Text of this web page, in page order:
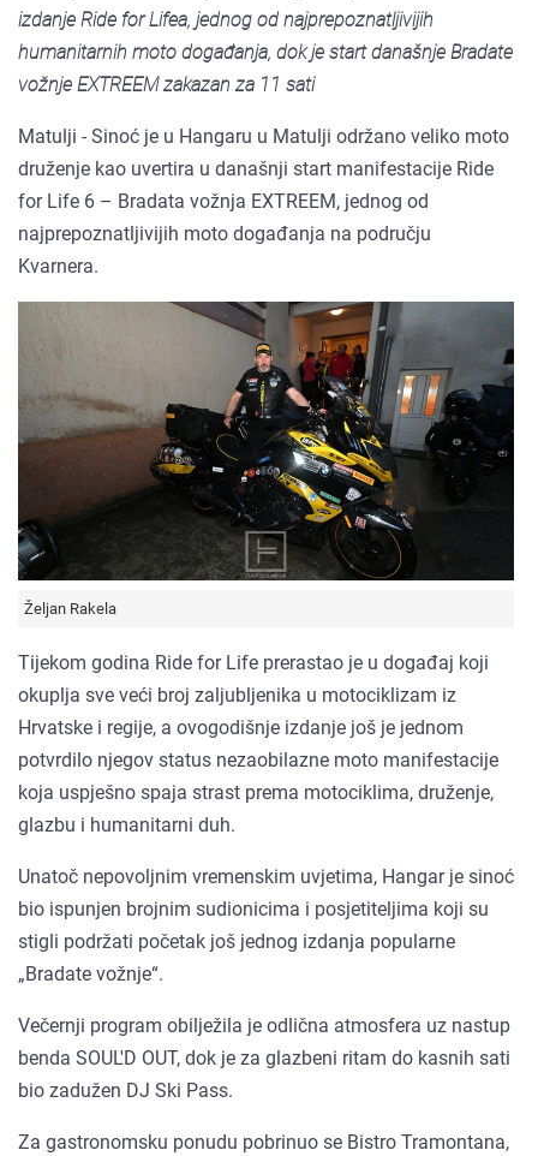
izdanje Ride for Lifea, jednog od najprepoznatljivijih
humanitarnih moto događanja, dok je start današnje Bradate
vožnje EXTREEM zakazan za 11 sati
Matulji - Sinoć je u Hangaru u Matulji održano veliko moto
druženje kao uvertira u današnji start manifestacije Ride
for Life 6 – Bradata vožnja EXTREEM, jednog od
najprepoznatljivijih moto događanja na području
Kvarnera.
Željan Rakela
Tijekom godina Ride for Life prerastao je u događaj koji
okuplja sve veći broj zaljubljenika u motociklizam iz
Hrvatske i regije, a ovogodišnje izdanje još je jednom
potvrdilo njegov status nezaobilazne moto manifestacije
koja uspješno spaja strast prema motociklima, druženje,
glazbu i humanitarni duh.
Unatoč nepovoljnim vremenskim uvjetima, Hangar je sinoć
bio ispunjen brojnim sudionicima i posjetiteljima koji su
stigli podržati početak još jednog izdanja popularne
„Bradate vožnje“.
Večernji program obilježila je odlična atmosfera uz nastup
benda SOUL'D OUT, dok je za glazbeni ritam do kasnih sati
bio zadužen DJ Ski Pass.
Za gastronomsku ponudu pobrinuo se Bistro Tramontana,